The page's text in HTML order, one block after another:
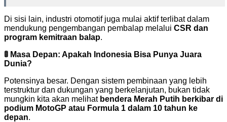
Di sisi lain, industri otomotif juga mulai aktif terlibat dalam
mendukung pengembangan pembalap melalui CSR dan
program kemitraan balap.
🚦 Masa Depan: Apakah Indonesia Bisa Punya Juara
Dunia?
Potensinya besar. Dengan sistem pembinaan yang lebih
terstruktur dan dukungan yang berkelanjutan, bukan tidak
mungkin kita akan melihat bendera Merah Putih berkibar di
podium MotoGP atau Formula 1 dalam 10 tahun ke
depan.